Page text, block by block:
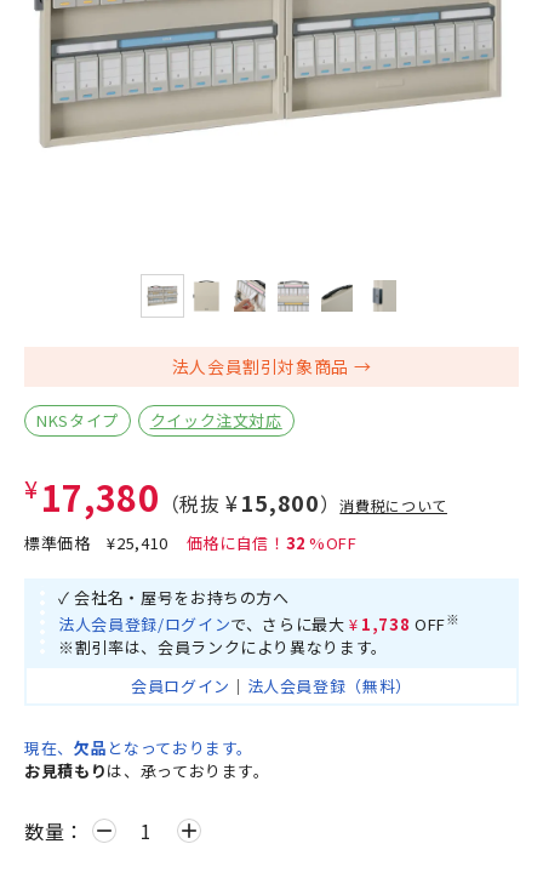
法人会員割引対象商品
NKSタイプ クイック注文対応
¥17,380 （税抜 ¥15,800）消費税について
標準価格¥25,410 32
✓ 会社名・屋号をお持ちの方へ
法人会員登録/ログインで、さらに最大 ¥1,738 OFF※
※割引率は、会員ランクにより異なります。
会員ログイン ｜ 法人会員登録（無料）
現在、 欠品 となっております。
お見積もりは、承っております。
数量： remove add